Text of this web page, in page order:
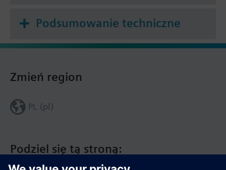
Podsumowanie techniczne
Podziel się tą stroną:
Zmień region
PL (pl)